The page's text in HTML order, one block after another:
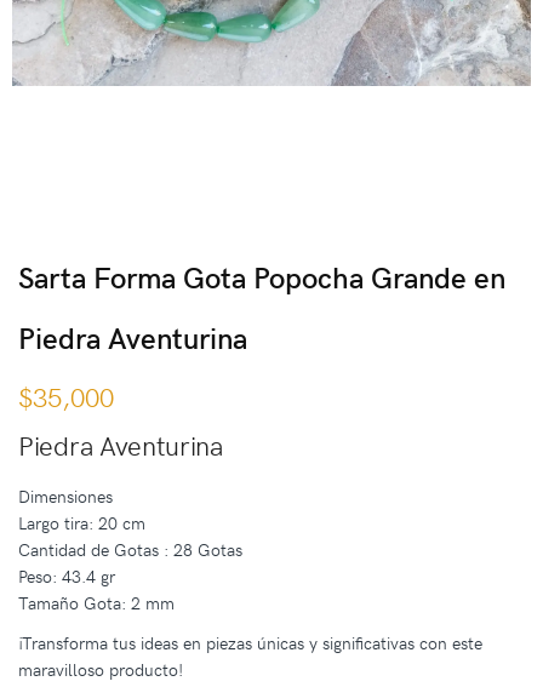
Sarta Forma Gota Popocha Grande en
Piedra Aventurina
$35,000
Piedra Aventurina
Dimensiones
Largo tira: 20 cm
Cantidad de Gotas : 28 Gotas
Peso: 43.4 gr
Tamaño Gota: 2 mm
¡Transforma tus ideas en piezas únicas y significativas con este
maravilloso producto!